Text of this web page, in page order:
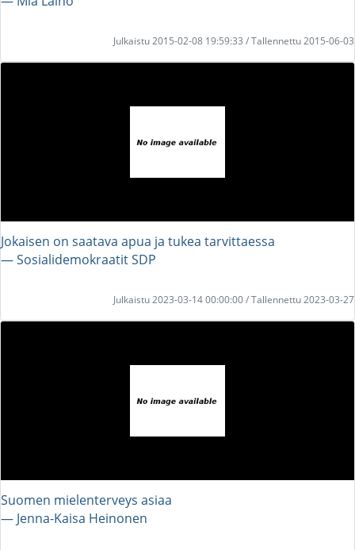
Julkaistu 2015-02-08 19:59:33 / Tallennettu 2015-06-03
Jokaisen on saatava apua ja tukea tarvittaessa
― Sosialidemokraatit SDP
Julkaistu 2023-03-14 00:00:00 / Tallennettu 2023-03-27
Suomen mielenterveys asiaa
― Jenna-Kaisa Heinonen